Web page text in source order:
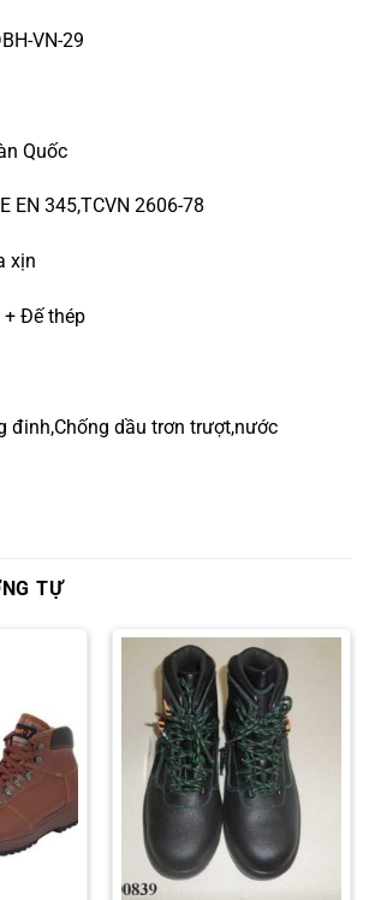
VN-29
Quốc
EN 345,TCVN 2606-78
xịn
Đế thép
đinh,Chống dầu trơn trượt,nước
TỰ